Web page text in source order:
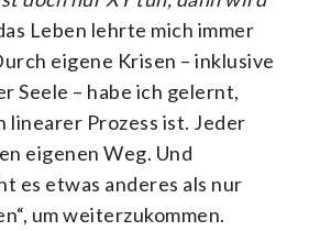
Leben lehrte mich immer
eigene Krisen – inklusive
Seele – habe ich gelernt,
linearer Prozess ist. Jeder
eigenen Weg. Und
es etwas anderes als nur
um weiterzukommen.